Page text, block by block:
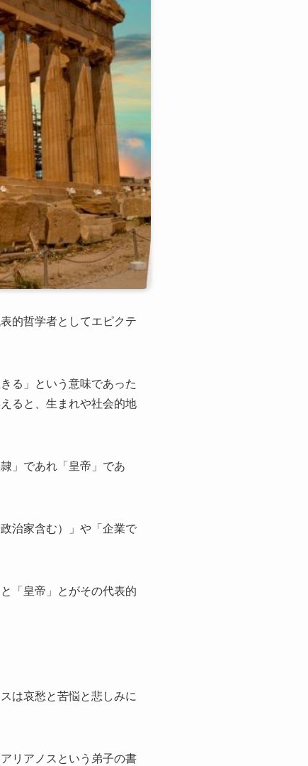
的哲学者としてエピクテ
る」という意味であった
ると、生まれや社会的地
」であれ「皇帝」であ
治家含む）」や「企業で
「皇帝」とがその代表的
は哀愁と苦悩と悲しみに
リアノスという弟子の書